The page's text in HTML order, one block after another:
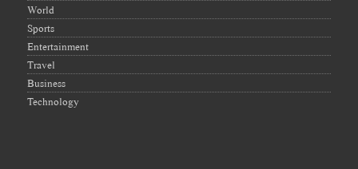
World
Sports
Entertainment
Travel
Business
Technology